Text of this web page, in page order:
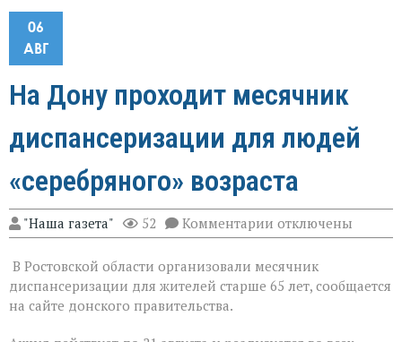
06
АВГ
На Дону проходит месячник
диспансеризации для людей
«серебряного» возраста
"Наша газета" 52 Комментарии к
записи
Дону
проходит
месячник
отключены
В Ростовской области организовали месячник
диспансеризации для жителей старше 65 лет, сообщается
на сайте донского правительства.